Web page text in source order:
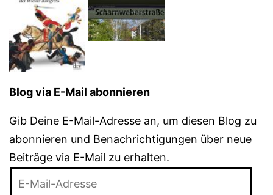
Blog via E-Mail abonnieren
Gib Deine E-Mail-Adresse an, um diesen Blog zu
abonnieren und Benachrichtigungen über neue
Beiträge via E-Mail zu erhalten.